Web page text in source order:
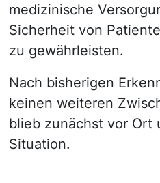
medizinische
Sicherheit von
zu gewährleisten.
Nach bisherigen
keinen weiteren
blieb zunächst vor Ort
Situation.